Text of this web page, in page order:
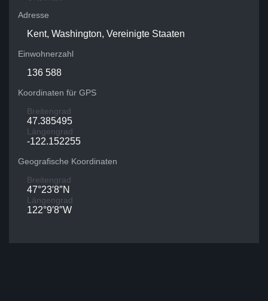
Adresse
Kent, Washington, Vereinigte Staaten
Einwohnerzahl
136 588
Koordinaten für GPS
Breitengrad
47.385495
Längengrad
-122.152255
Geografische Koordinaten
Breitengrad
47°23′8″N
Längengrad
122°9′8″W